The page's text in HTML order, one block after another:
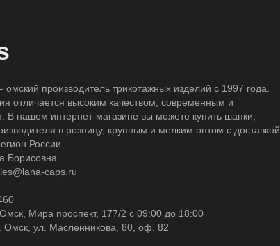
производитель трикотажных изделий с 1997 года.
отличается высоким качеством, современным и
В нашем интернет-магазине вы можете купить шапки,
в розницу, крупным и мелким оптом с доставкой
России.
Борисовна
caps.ru
Омск, Мира проспект, 177/2 c 09:00 до 18:00
Омск, ул. Масленникова, 80, оф. 82